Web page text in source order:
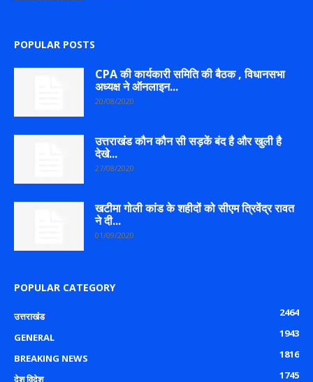
POPULAR POSTS
CPA की कार्यकारी समिति की बैठक , विधानसभा
अध्यक्ष ने ऑनलाइन...
20/08/2020
उत्तराखंड कौन कौन सी सड़कें बंद है और खुली है
देखे...
27/08/2020
खटीमा गोली कांड के शहीदों को सीएम त्रिवेंद्र रावत
ने दी...
01/09/2020
POPULAR CATEGORY
उत्तराखंड
2464
GENERAL
1943
BREAKING NEWS
1816
1745